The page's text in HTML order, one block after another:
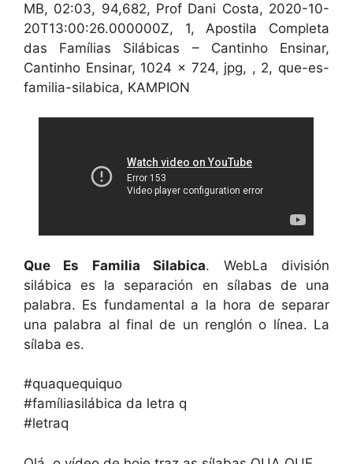
MB, 02:03, 94,682, Prof Dani Costa, 2020-10-
20T13:00:26.000000Z, 1, Apostila Completa
das Famílias Silábicas – Cantinho Ensinar,
Cantinho Ensinar, 1024 x 724, jpg, , 2, que-es-
familia-silabica, KAMPION
Que Es Familia Silabica. WebLa división
silábica es la separación en sílabas de una
palabra. Es fundamental a la hora de separar
una palabra al final de un renglón o línea. La
sílaba es.
#quaquequiquo
#famíliasilábica da letra q
#letraq